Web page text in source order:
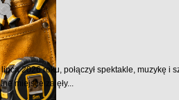
2026 roku, połączył spektakle, muzykę i
miejsce zajęły...